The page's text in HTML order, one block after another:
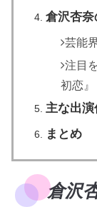
倉沢杏奈
芸能
注目
初恋』
主な出演
まとめ
倉沢